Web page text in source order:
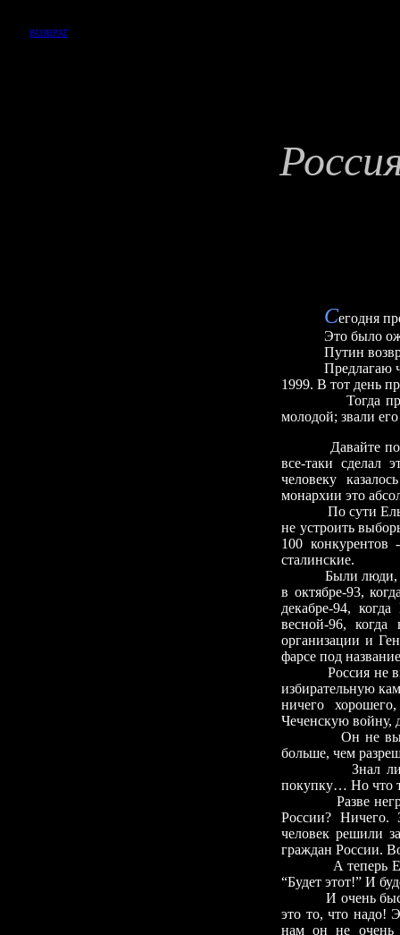
ВОЗВРАТ
Сегодня
Это было
Путин
Предлагаю
1999. В тот день
Тогда
молодой; звали
Давайте
все-таки сделал
человеку
монархии это
По сути
не устроить
100 конкурентов-
сталинские.
Были люди,
в октябре-93,
декабре-94,
весной-96,
организации и
фарсе под
Россия не
избирательную
ничего
Чеченскую войну,
Он не
больше, чем
Знал
покупку… Но что
Разве
России? Ничего.
человек решили
граждан России.
А теперь
“Будет этот!” И
И очень
это то, что надо!
нам он не очень